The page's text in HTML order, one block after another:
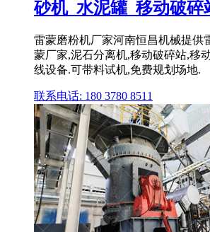
砂机_水泥罐_移动破碎
雷蒙磨粉机厂家河南恒昌机械提供
蒙厂家,泥石分离机,移动破碎站,移
线设备.可带料试机,免费规划场地.
联系电话: 180 3780 8511